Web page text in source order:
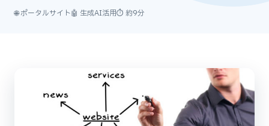
🌐 ポータルサイト🤖 生成AI活用⏱ 約9分